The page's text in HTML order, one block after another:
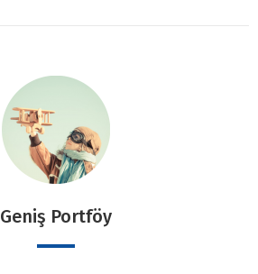
Geniş Portföy